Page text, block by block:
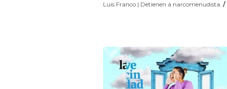
Luis Franco | Detienen a narcomenudista. /